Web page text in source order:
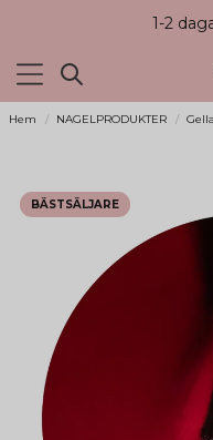
1-2
Hem NAGELPRODUKTER
BÄSTSÄLJARE